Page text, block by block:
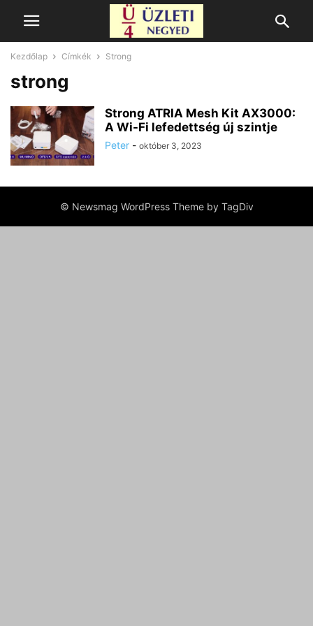
Kezdőlap Címkék Strong
strong
Strong ATRIA Mesh Kit AX3000:
A Wi-Fi lefedettség új szintje
Peter - október 3, 2023
© Newsmag WordPress Theme by TagDiv